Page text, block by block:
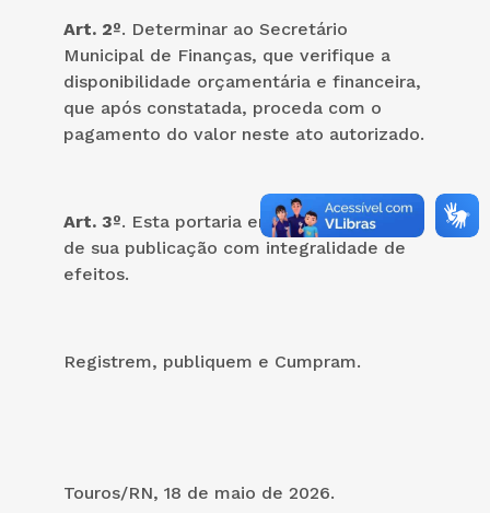
Art. 2º. Determinar ao Secretário
Municipal de Finanças, que verifique a
disponibilidade orçamentária e financeira,
que após constatada, proceda com o
pagamento do valor neste ato autorizado.
Art. 3º. Esta portaria entra vigor na data
de sua publicação com integralidade de
efeitos.
Registrem, publiquem e Cumpram.
Touros/RN, 18 de maio de 2026.